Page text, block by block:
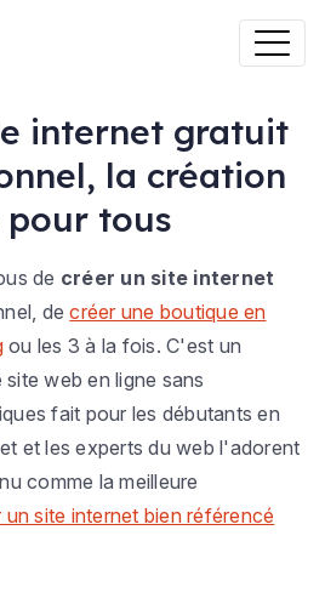
internet gratuit
la création
pour tous
de créer un site internet
decréer une boutique en
ou les 3 à la fois. C'est un
web en ligne sans
fait pour les débutants en
et les experts du web l'adorent
comme la meilleure
un site internet bien référencé